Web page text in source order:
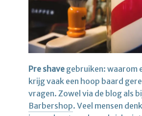
Pre shave gebruiken: waarom
krijg vaak een hoop baard
vragen. Zowel via de blog als
Barbershop. Veel mensen